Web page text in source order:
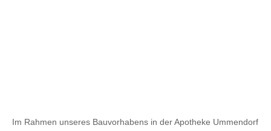
Im Rahmen unseres Bauvorhabens in der Apotheke Ummendorf